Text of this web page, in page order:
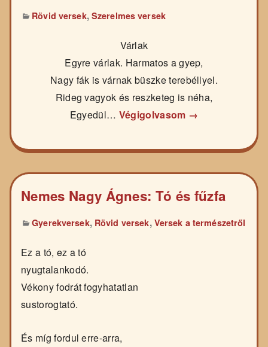
Rövid versek, Szerelmes versek
Várlak
Egyre várlak. Harmatos a gyep,
Nagy fák is várnak büszke terebéllyel.
Rideg vagyok és reszketeg is néha,
Egyedül… Végigolvasom →
Nemes Nagy Ágnes: Tó és fűzfa
Gyerekversek, Rövid versek, Versek a természetről
Ez a tó, ez a tó
nyugtalankodó.
Vékony fodrát fogyhatatlan
sustorogtató.
És míg fordul erre-arra,